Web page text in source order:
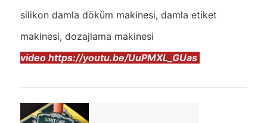
silikon damla döküm makinesi, damla etiket
makinesi, dozajlama makinesi
video https://youtu.be/UuPMXL_GUas